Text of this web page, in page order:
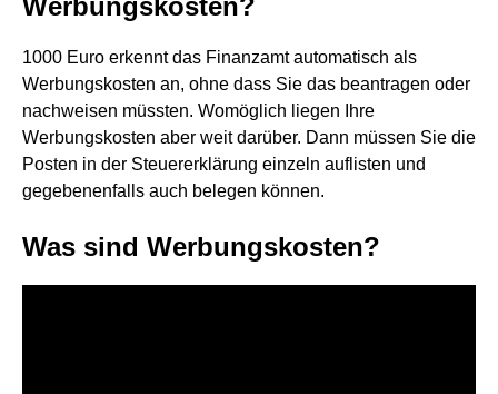
Werbungskosten?
1000 Euro erkennt das Finanzamt automatisch als
Werbungskosten an, ohne dass Sie das beantragen oder
nachweisen müssten. Womöglich liegen Ihre
Werbungskosten aber weit darüber. Dann müssen Sie die
Posten in der Steuererklärung einzeln auflisten und
gegebenenfalls auch belegen können.
Was sind Werbungskosten?